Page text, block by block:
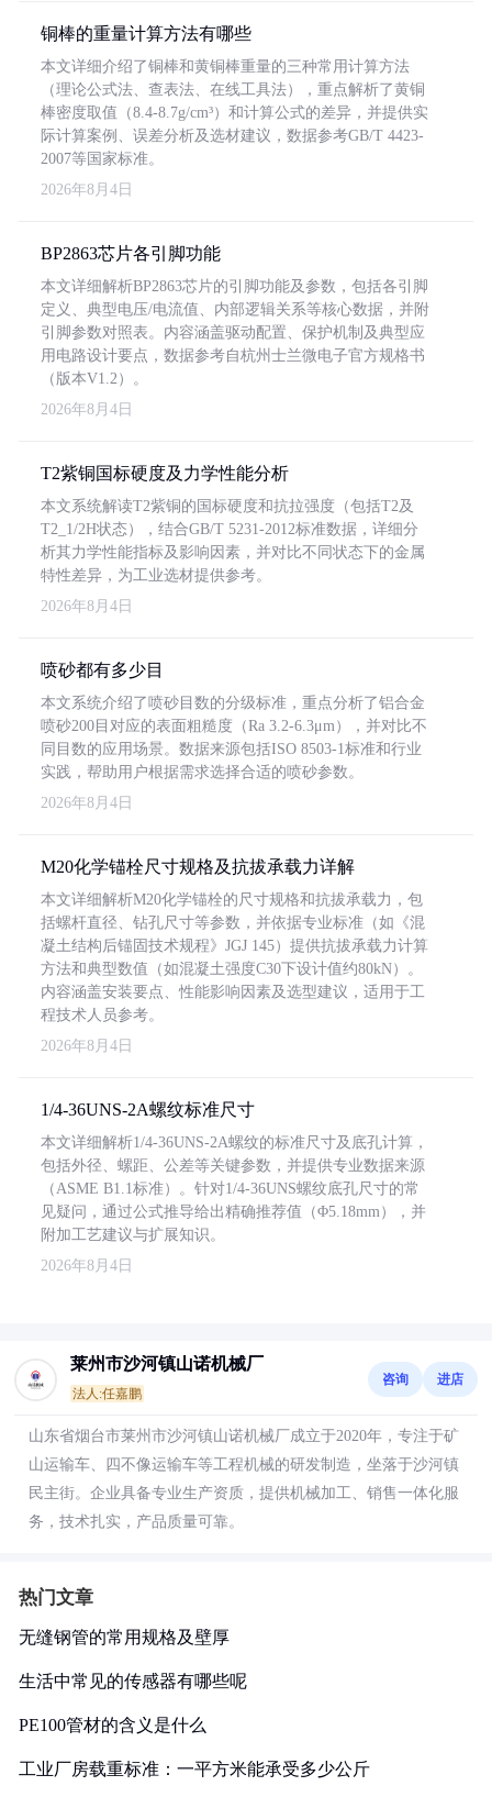
铜棒的重量计算方法有哪些
本文详细介绍了铜棒和黄铜棒重量的三种常用计算方法
（理论公式法、查表法、在线工具法），重点解析了黄铜
棒密度取值（8.4-8.7g/cm³）和计算公式的差异，并提供实
际计算案例、误差分析及选材建议，数据参考GB/T 4423-
2007等国家标准。
2026年8月4日
BP2863芯片各引脚功能
本文详细解析BP2863芯片的引脚功能及参数，包括各引脚
定义、典型电压/电流值、内部逻辑关系等核心数据，并附
引脚参数对照表。内容涵盖驱动配置、保护机制及典型应
用电路设计要点，数据参考自杭州士兰微电子官方规格书
（版本V1.2）。
2026年8月4日
T2紫铜国标硬度及力学性能分析
本文系统解读T2紫铜的国标硬度和抗拉强度（包括T2及
T2_1/2H状态），结合GB/T 5231-2012标准数据，详细分
析其力学性能指标及影响因素，并对比不同状态下的金属
特性差异，为工业选材提供参考。
2026年8月4日
喷砂都有多少目
本文系统介绍了喷砂目数的分级标准，重点分析了铝合金
喷砂200目对应的表面粗糙度（Ra 3.2-6.3μm），并对比不
同目数的应用场景。数据来源包括ISO 8503-1标准和行业
实践，帮助用户根据需求选择合适的喷砂参数。
2026年8月4日
M20化学锚栓尺寸规格及抗拔承载力详解
本文详细解析M20化学锚栓的尺寸规格和抗拔承载力，包
括螺杆直径、钻孔尺寸等参数，并依据专业标准（如《混
凝土结构后锚固技术规程》JGJ 145）提供抗拔承载力计算
方法和典型数值（如混凝土强度C30下设计值约80kN）。
内容涵盖安装要点、性能影响因素及选型建议，适用于工
程技术人员参考。
2026年8月4日
1/4-36UNS-2A螺纹标准尺寸
本文详细解析1/4-36UNS-2A螺纹的标准尺寸及底孔计算，
包括外径、螺距、公差等关键参数，并提供专业数据来源
（ASME B1.1标准）。针对1/4-36UNS螺纹底孔尺寸的常
见疑问，通过公式推导给出精确推荐值（Φ5.18mm），并
附加工艺建议与扩展知识。
2026年8月4日
莱州市沙河镇山诺机械厂
法人:任嘉鹏
咨询 进店
山东省烟台市莱州市沙河镇山诺机械厂成立于2020年，专注于矿
山运输车、四不像运输车等工程机械的研发制造，坐落于沙河镇
民主街。企业具备专业生产资质，提供机械加工、销售一体化服
务，技术扎实，产品质量可靠。
热门文章
无缝钢管的常用规格及壁厚
生活中常见的传感器有哪些呢
PE100管材的含义是什么
工业厂房载重标准：一平方米能承受多少公斤